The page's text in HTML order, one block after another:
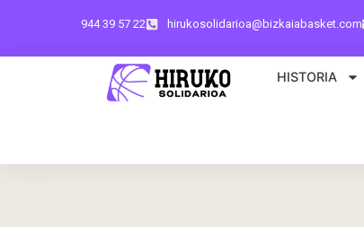
944 39 57 22 hirukosolidarioa@bizkaiabasket.com
HISTORIA